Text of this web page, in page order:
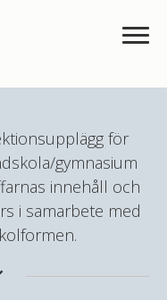
för
gymnasium
innehåll och
i samarbete med